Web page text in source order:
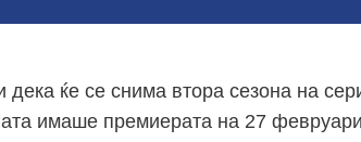
дека ќе се снима втора сезона на
имаше премиерата на 27